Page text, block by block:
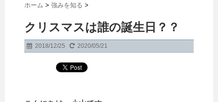
ホーム > 強みを知る >
クリスマスは誰の誕生日？？
2018/12/25 2020/05/21